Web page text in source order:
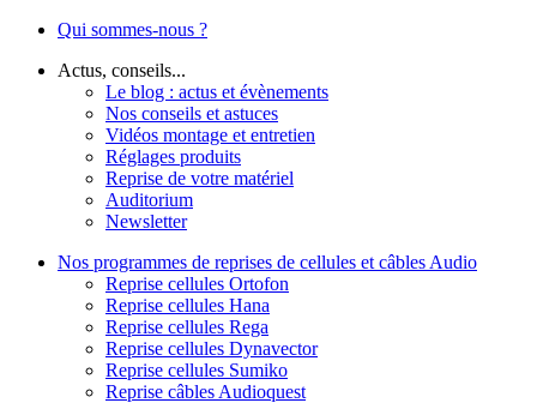
Qui sommes-nous ?
Actus, conseils...
Le blog : actus et évènements
Nos conseils et astuces
Vidéos montage et entretien
Réglages produits
Reprise de votre matériel
Auditorium
Newsletter
Nos programmes de reprises de cellules et câbles Audio
Reprise cellules Ortofon
Reprise cellules Hana
Reprise cellules Rega
Reprise cellules Dynavector
Reprise cellules Sumiko
Reprise câbles Audioquest